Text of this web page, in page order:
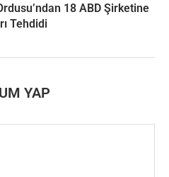
18 ABD Şirketine
Tehdidi
YAP